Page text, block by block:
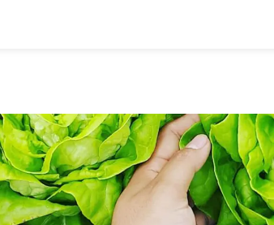
農企業
小農
農會
美味食譜